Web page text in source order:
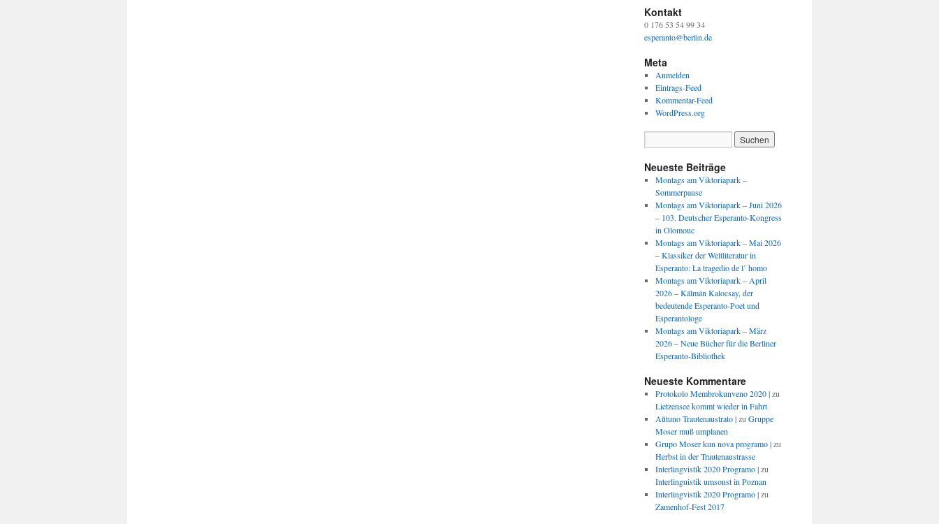
Kontakt
0 176 53 54 99 34
esperanto@berlin.de
Meta
Anmelden
Eintrags-Feed
Kommentar-Feed
WordPress.org
Neueste Beiträge
Montags am Viktoriapark –
Sommerpause
Montags am Viktoriapark – Juni 2026
– 103. Deutscher Esperanto-Kongress
in Olomouc
Montags am Viktoriapark – Mai 2026
– Klassiker der Weltliteratur in
Esperanto: La tragedio de l’ homo
Montags am Viktoriapark – April
2026 – Kálmán Kalocsay, der
bedeutende Esperanto-Poet und
Esperantologe
Montags am Viktoriapark – März
2026 – Neue Bücher für die Berliner
Esperanto-Bibliothek
Neueste Kommentare
Protokolo Membrokunveno 2020 |zu
Lietzensee kommt wieder in Fahrt
Aŭtuno Trautenaustrato |zu Gruppe
Moser muß umplanen
Grupo Moser kun nova programo |zu
Herbst in der Trautenaustrasse
Interlingvistik 2020 Programo |zu
Interlinguistik umsonst in Poznan
Interlingvistik 2020 Programo |zu
Zamenhof-Fest 2017